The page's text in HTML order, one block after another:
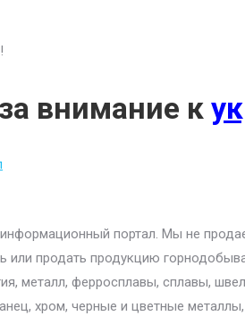
внимание к
портал. Мы не
или продать продукцию
металл, ферросплавы, сплавы,
хром, черные и цветные